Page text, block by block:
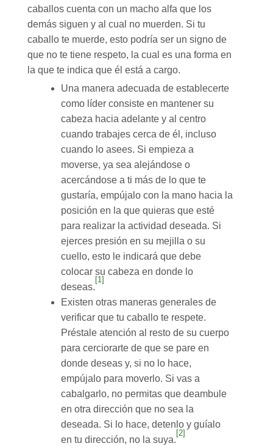
caballos cuenta con un macho alfa que los
demás siguen y al cual no muerden. Si tu
caballo te muerde, esto podría ser un signo de
que no te tiene respeto, la cual es una forma en
la que te indica que él está a cargo.
Una manera adecuada de establecerte
como líder consiste en mantener su
cabeza hacia adelante y al centro
cuando trabajes cerca de él, incluso
cuando lo asees. Si empieza a
moverse, ya sea alejándose o
acercándose a ti más de lo que te
gustaría, empújalo con la mano hacia la
posición en la que quieras que esté
para realizar la actividad deseada. Si
ejerces presión en su mejilla o su
cuello, esto le indicará que debe
colocar su cabeza en donde lo
deseas.
[1]
Existen otras maneras generales de
verificar que tu caballo te respete.
Préstale atención al resto de su cuerpo
para cerciorarte de que se pare en
donde deseas y, si no lo hace,
empújalo para moverlo. Si vas a
cabalgarlo, no permitas que deambule
en otra dirección que no sea la
deseada. Si lo hace, detenlo y guíalo
en tu dirección, no la suya.
[2]